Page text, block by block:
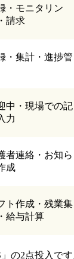
・モニタリン
請求
・集計・進捗管
中・現場での記
力
者連絡・お知ら
成
ト作成・残業集
給与計算
の2点投入